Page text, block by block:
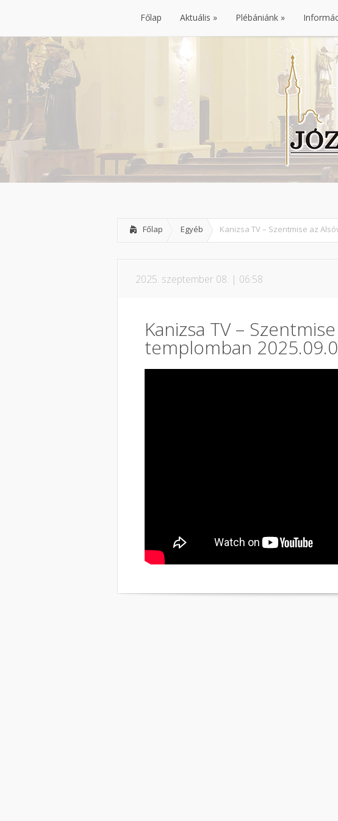
Főlap Aktuális Plébániánk
Főlap Egyéb Kanizsa TV – Szentmise az
2025. szeptember 08. | 06:58
Kanizsa TV –
templomban